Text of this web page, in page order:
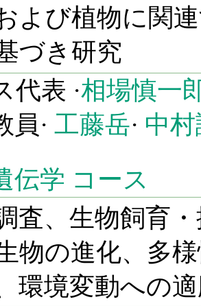
よび植物に関
づき研究
代表 ·相場慎一
員· 工藤岳· 中
伝学 コース
査、生物飼育
物の進化、多
環境変動への